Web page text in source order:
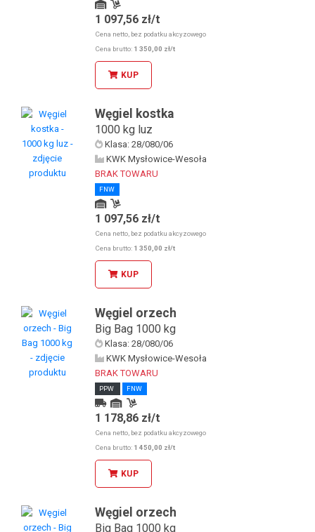
Odbiór osobisty u KDW
Odbiór osobisty w sklepie stacjonarnym
1 097,56 zł/t
Cena netto, bez podatku akcyzowego
Cena brutto: 1 350,00 zł/t
KUP
Węgiel kostka
1000 kg luz
Klasa: 28/080/06
KWK Mysłowice-Wesoła
BRAK TOWARU
FNW
Odbiór osobisty u KDW
Odbiór osobisty w sklepie stacjonarnym
1 097,56 zł/t
Cena netto, bez podatku akcyzowego
Cena brutto: 1 350,00 zł/t
KUP
Węgiel orzech
Big Bag 1000 kg
Klasa: 28/080/06
KWK Mysłowice-Wesoła
BRAK TOWARU
PPW FNW
Kurier
Odbiór osobisty u KDW
Odbiór osobisty w sklepie stacjonarnym
1 178,86 zł/t
Cena netto, bez podatku akcyzowego
Cena brutto: 1 450,00 zł/t
KUP
Węgiel orzech
Big Bag 1000 kg